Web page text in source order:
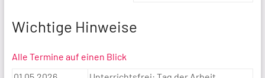
Wichtige Hinweise
Alle Termine auf einen Blick